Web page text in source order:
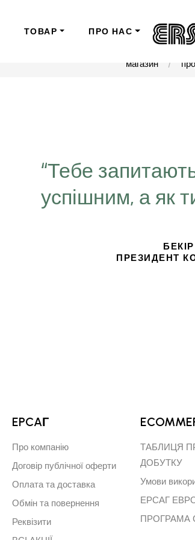
ТОВАР ПРО НАС
магазин
“Тебе
успішним, а як
ПРЕЗИДЕНТ
EPCAГ
Про компанію
Договір публічної оферти
Оплата та доставка
Обмін та повернення
Реквізити
ТАБЛИЦЯ
ДОБУТКУ
Умови
ЕРСАГ
ПРОГРАМА